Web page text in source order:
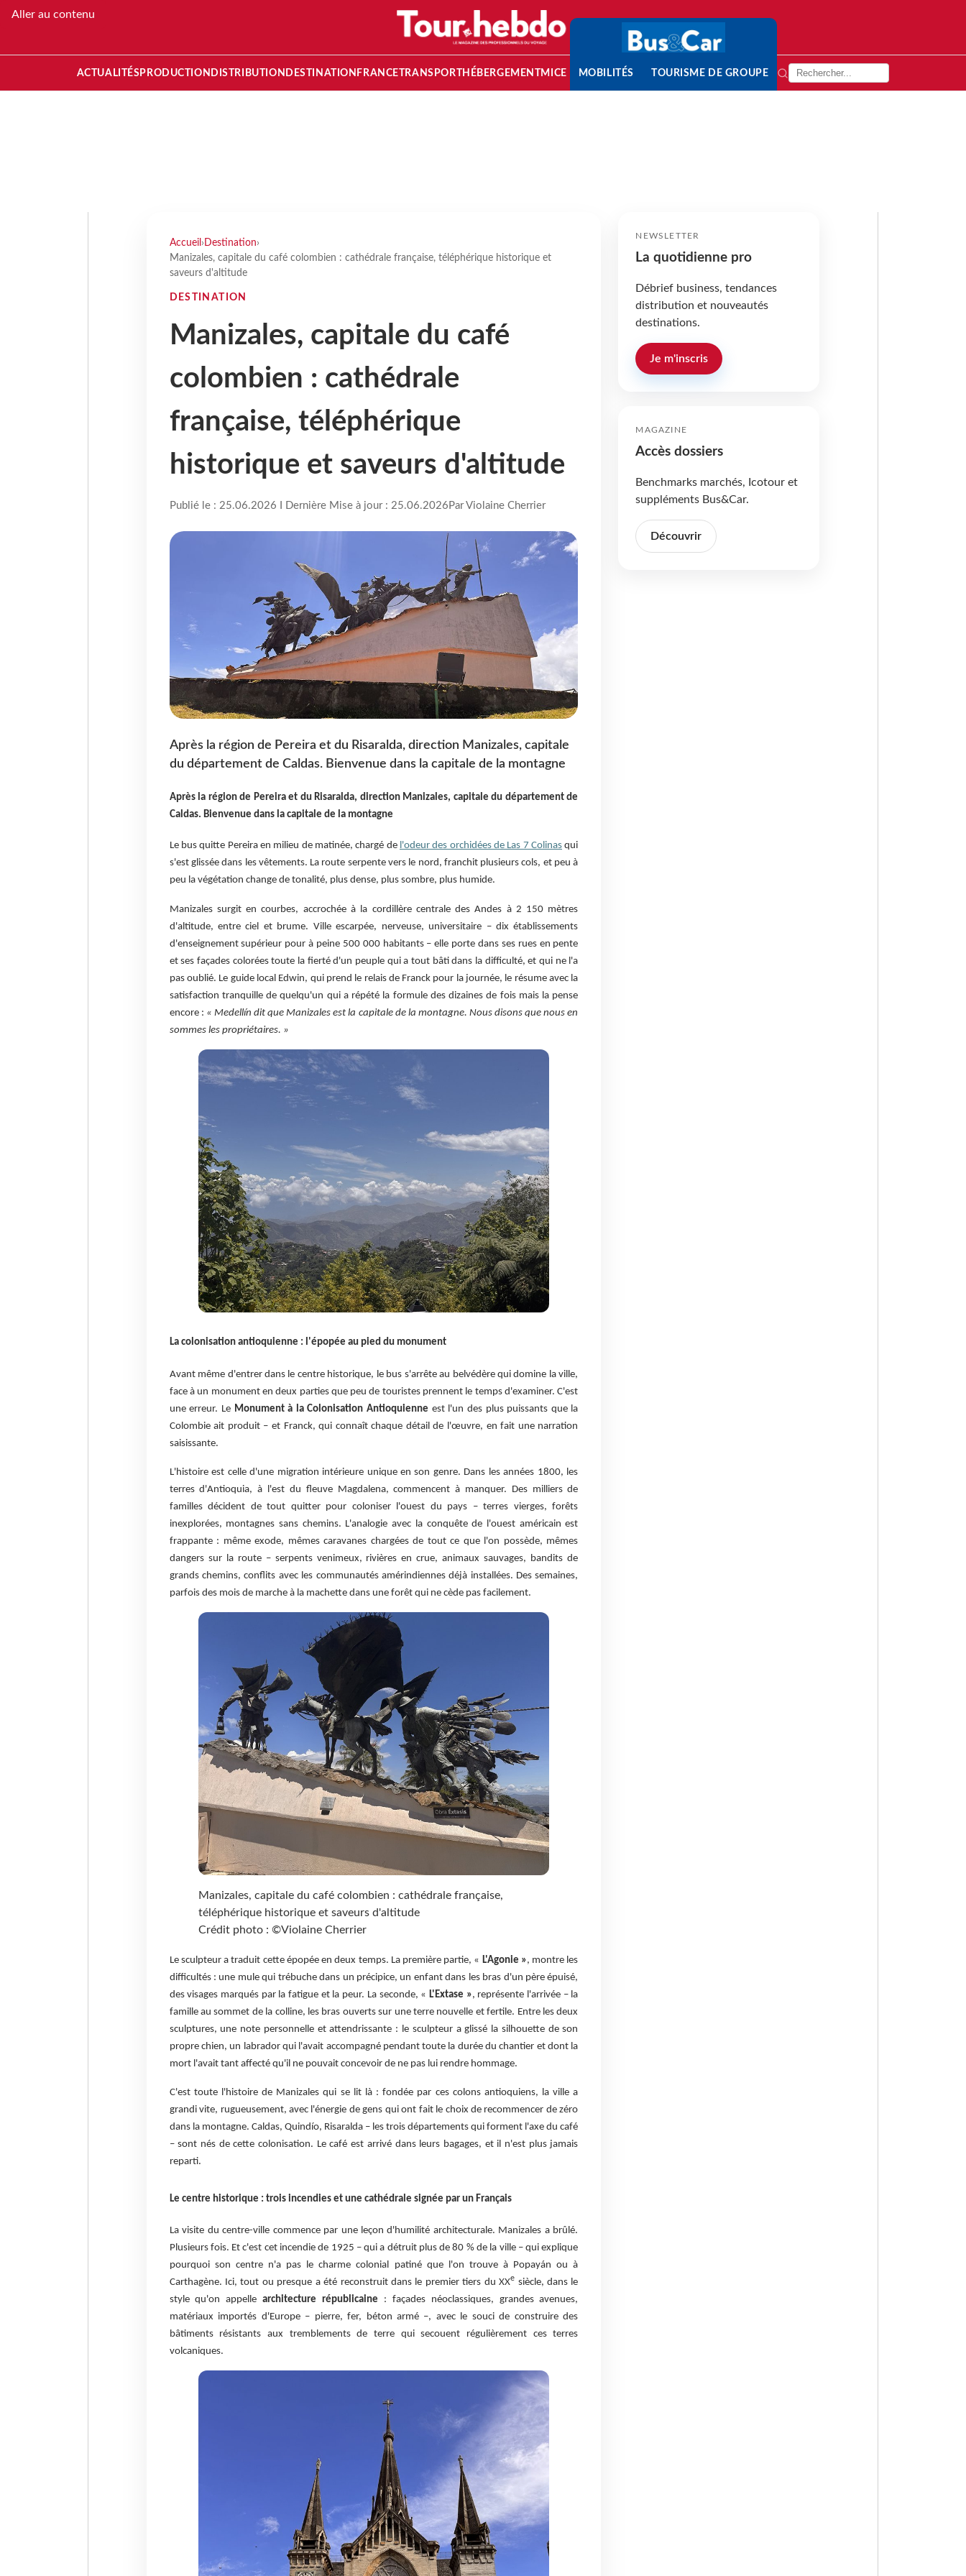
Aller au contenu
ACTUALITÉS PRODUCTION DISTRIBUTION DESTINATION FRANCETRANSPORT HÉBERGEMENTMICE MOBILITÉS TOURISME DE GROUPE
Accueil › Destination›
Manizales, capitale du café colombien : cathédrale française, téléphérique historique et
saveurs d'altitude
DESTINATION
Manizales, capitale du café
colombien : cathédrale
française, téléphérique
historique et saveurs d'altitude
Publié le : 25.06.2026 I Dernière Mise à jour : 25.06.2026 Par Violaine Cherrier
Après la région de Pereira et du Risaralda, direction Manizales, capitale
du département de Caldas. Bienvenue dans la capitale de la montagne
Après la région de Pereira et du Risaralda, direction Manizales, capitale du département de
Caldas. Bienvenue dans la capitale de la montagne
Le bus quitte Pereira en milieu de matinée, chargé de l'odeur des orchidées de Las 7 Colinas qui
s'est glissée dans les vêtements. La route serpente vers le nord, franchit plusieurs cols, et peu à
peu la végétation change de tonalité, plus dense, plus sombre, plus humide.
Manizales surgit en courbes, accrochée à la cordillère centrale des Andes à 2 150 mètres
d'altitude, entre ciel et brume. Ville escarpée, nerveuse, universitaire – dix établissements
d'enseignement supérieur pour à peine 500 000 habitants – elle porte dans ses rues en pente
et ses façades colorées toute la fierté d'un peuple qui a tout bâti dans la difficulté, et qui ne l'a
pas oublié. Le guide local Edwin, qui prend le relais de Franck pour la journée, le résume avec la
satisfaction tranquille de quelqu'un qui a répété la formule des dizaines de fois mais la pense
encore : « Medellín dit que Manizales est la capitale de la montagne. Nous disons que nous en
sommes les propriétaires. »
La colonisation antioquienne : l'épopée au pied du monument
Avant même d'entrer dans le centre historique, le bus s'arrête au belvédère qui domine la ville,
face à un monument en deux parties que peu de touristes prennent le temps d'examiner. C'est
une erreur. Le Monument à la Colonisation Antioquienne est l'un des plus puissants que la
Colombie ait produit – et Franck, qui connaît chaque détail de l'œuvre, en fait une narration
saisissante.
L'histoire est celle d'une migration intérieure unique en son genre. Dans les années 1800, les
terres d'Antioquia, à l'est du fleuve Magdalena, commencent à manquer. Des milliers de
familles décident de tout quitter pour coloniser l'ouest du pays – terres vierges, forêts
inexplorées, montagnes sans chemins. L'analogie avec la conquête de l'ouest américain est
frappante : même exode, mêmes caravanes chargées de tout ce que l'on possède, mêmes
dangers sur la route – serpents venimeux, rivières en crue, animaux sauvages, bandits de
grands chemins, conflits avec les communautés amérindiennes déjà installées. Des semaines,
parfois des mois de marche à la machette dans une forêt qui ne cède pas facilement.
Manizales, capitale du café colombien : cathédrale française,
téléphérique historique et saveurs d'altitude
Crédit photo : ©Violaine Cherrier
Le sculpteur a traduit cette épopée en deux temps. La première partie, « L'Agonie », montre les
difficultés : une mule qui trébuche dans un précipice, un enfant dans les bras d'un père épuisé,
des visages marqués par la fatigue et la peur. La seconde, « L'Extase », représente l'arrivée – la
famille au sommet de la colline, les bras ouverts sur une terre nouvelle et fertile. Entre les deux
sculptures, une note personnelle et attendrissante : le sculpteur a glissé la silhouette de son
propre chien, un labrador qui l'avait accompagné pendant toute la durée du chantier et dont la
mort l'avait tant affecté qu'il ne pouvait concevoir de ne pas lui rendre hommage.
C'est toute l'histoire de Manizales qui se lit là : fondée par ces colons antioquiens, la ville a
grandi vite, rugueusement, avec l'énergie de gens qui ont fait le choix de recommencer de zéro
dans la montagne. Caldas, Quindío, Risaralda – les trois départements qui forment l'axe du café
– sont nés de cette colonisation. Le café est arrivé dans leurs bagages, et il n'est plus jamais
reparti.
Le centre historique : trois incendies et une cathédrale signée par un Français
La visite du centre-ville commence par une leçon d'humilité architecturale. Manizales a brûlé.
Plusieurs fois. Et c'est cet incendie de 1925 – qui a détruit plus de 80 % de la ville – qui explique
pourquoi son centre n'a pas le charme colonial patiné que l'on trouve à Popayán ou à
Carthagène. Ici, tout ou presque a été reconstruit dans le premier tiers du XXe siècle, dans le
style qu'on appellearchitecture républicaine : façades néoclassiques, grandes avenues,
matériaux importés d'Europe – pierre, fer, béton armé –, avec le souci de construire des
bâtiments résistants aux tremblements de terre qui secouent régulièrement ces terres
volcaniques.
NEWSLETTER
La quotidienne pro
Débrief business, tendances
distribution et nouveautés
destinations.
Je m'inscris
MAGAZINE
Accès dossiers
Benchmarks marchés, Icotour et
suppléments Bus&Car.
Découvrir